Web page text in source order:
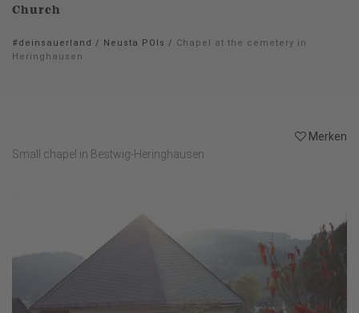
Church
#deinsauerland / Neusta POIs / Chapel at the cemetery in
Heringhausen
Merken
Small chapel in Bestwig-Heringhausen.